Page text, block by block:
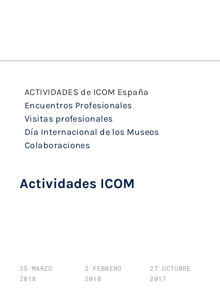
ACTIVIDADES de ICOM España
Encuentros Profesionales
Visitas profesionales
Día Internacional de los Museos
Colaboraciones
Actividades ICOM
25 MARZO
2018
2 FEBRERO
2018
27 OCTUBRE
2017